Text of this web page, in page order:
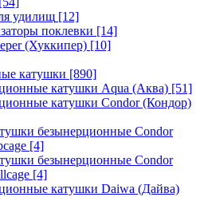
удилищ [12]
поклевки [14]
(Хуккипер) [10]
катушки [890]
катушки Aqua (Аква) [51]
катушки Condor (Кондор)
безынерционные Condor
[4]
безынерционные Condor
[4]
катушки Daiwa (Дайва)